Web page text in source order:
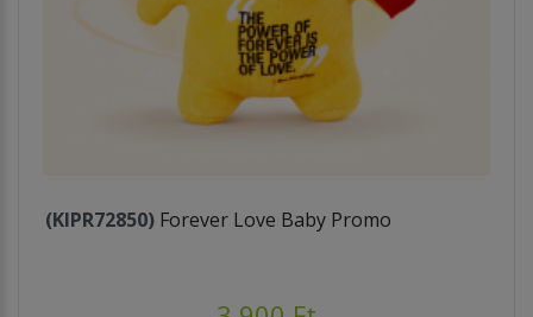
(KIPR72850) Forever Love Baby Promo